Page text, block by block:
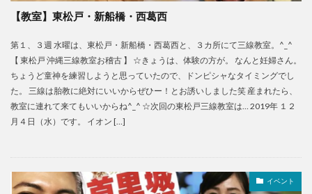
【教室】東松戸・新船橋・西葛西
第１、３週 水曜は、東松戸・新船橋・西葛西と、３カ所にて三線教室。^_^
【 東松戸 沖縄三線教室お稽古 】 ☆きょうは、体験の方が。 なんと妊婦さん。
ちょうど童神を練習しようと思っていたので、ドンピシャなタイミングでし
た。 三線は胎教に絶対にいいからぜひー！とお誘いしました笑 産まれたら、
教室に連れて来てもいいからね^_^ ☆次回の東松戸三線教室は… 2019年 １２
月４日（水）です。 イオン […]
イベント